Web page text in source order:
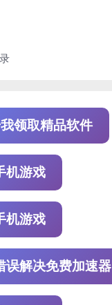
领取精品软件
机游戏
机游戏
误解决免费加速器